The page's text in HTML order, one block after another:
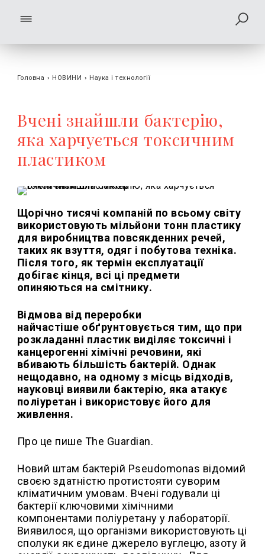
Головна › НОВИНИ › Наука і технології
Вчені знайшли бактерію,
яка харчується токсичним
пластиком
Щорічно тисячі компаній по всьому світу
використовують мільйони тонн пластику
для виробництва повсякденних речей,
таких як взуття, одяг і побутова техніка.
Після того, як термін експлуатації
добігає кінця, всі ці предмети
опиняються на смітнику.
Відмова від переробки
найчастіше обґрунтовується тим, що при
розкладанні пластик виділяє токсичні і
канцерогенні хімічні речовини, які
вбивають більшість бактерій. Однак
нещодавно, на одному з місць відходів,
науковці виявили бактерію, яка атакує
поліуретан і використовує його для
живлення.
Про це пише The Guardian.
Новий штам бактерій Pseudomonas відомий
своєю здатністю протистояти суворим
кліматичним умовам. Вчені годували ці
бактерії ключовими хімічними
компонентами поліуретану у лабораторії.
Виявилося, що організми використовують ці
сполуки як єдине джерело вуглецю, азоту й